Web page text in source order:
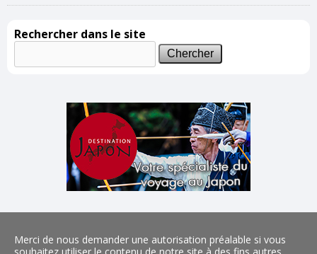
Rechercher dans le site
Merci de nous demander une autorisation préalable si vous
souhaitez utiliser le contenu de notre site à des fins autres